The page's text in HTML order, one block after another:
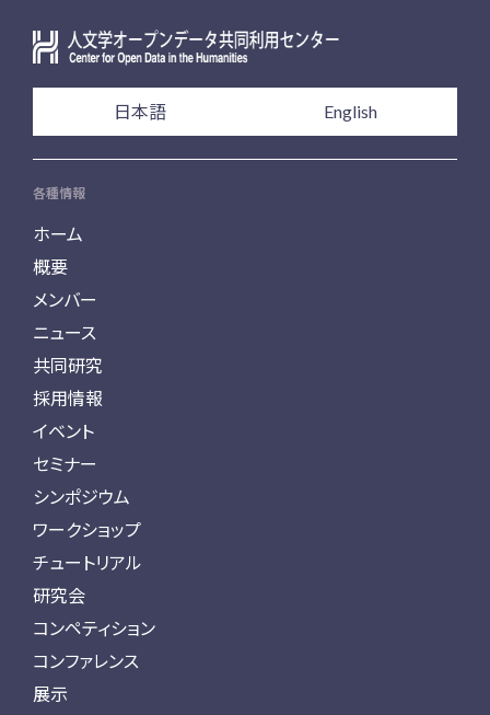
日本語 English
各種情報
ホーム
概要
メンバー
ニュース
共同研究
採用情報
イベント
セミナー
シンポジウム
ワークショップ
チュートリアル
研究会
コンペティション
コンファレンス
展示